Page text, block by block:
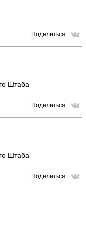
Поделиться:
Штаба
Поделиться:
Штаба
Поделиться: